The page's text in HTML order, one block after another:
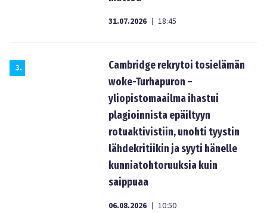
31.07.2026 | 18:45
3.
Cambridge rekrytoi tosielämän
woke-Turhapuron –
yliopistomaailma ihastui
plagioinnista epäiltyyn
rotuaktivistiin, unohti tyystin
lähdekritiikin ja syyti hänelle
kunniatohtoruuksia kuin
saippuaa
06.08.2026 | 10:50